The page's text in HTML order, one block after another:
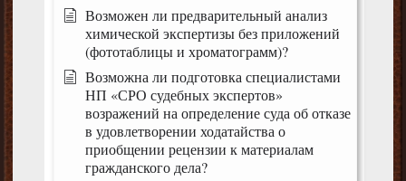
Возможен ли предварительный анализ
химической экспертизы без приложений
(фототаблицы и хроматограмм)?
Возможна ли подготовка специалистами
НП «СРО судебных экспертов»
возражений на определение суда об отказе
в удовлетворении ходатайства о
приобщении рецензии к материалам
гражданского дела?